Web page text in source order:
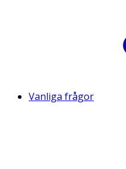
Vanliga frågor